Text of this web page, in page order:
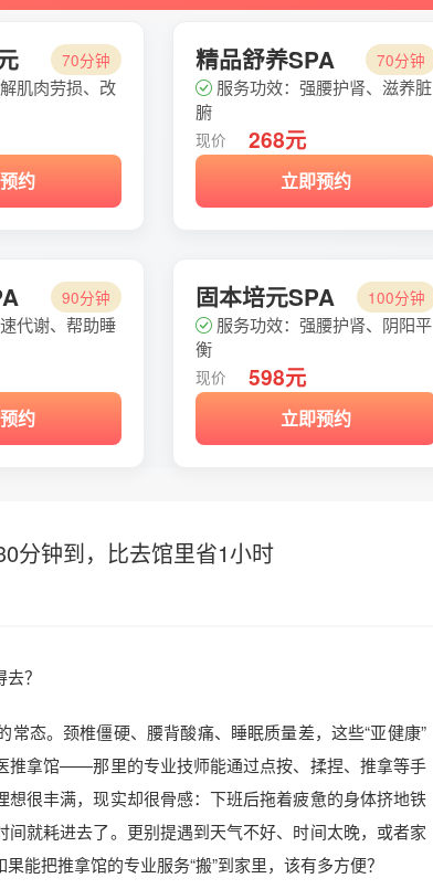
70分钟
肌肉劳损、改
约
精品舒养SPA 70分钟
服务功效：强腰护肾、滋养脏
腑
现价 268元
立即预约
90分钟
代谢、帮助睡
约
固本培元SPA 100分钟
服务功效：强腰护肾、阴阳平
衡
现价 598元
立即预约
分钟到，比去馆里省1小时
？
态。颈椎僵硬、腰背酸痛、睡眠质量差，这些“亚健康”
推拿馆——那里的专业技师能通过点按、揉捏、推拿等手
很丰满，现实却很骨感：下班后拖着疲惫的身体挤地铁
就耗进去了。更别提遇到天气不好、时间太晚，或者家
把推拿馆的专业服务“搬”到家里，该有多方便？